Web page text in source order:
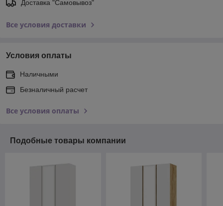
Доставка "Самовывоз"
Все условия доставки
Условия оплаты
Наличными
Безналичный расчет
Все условия оплаты
Подобные товары компании